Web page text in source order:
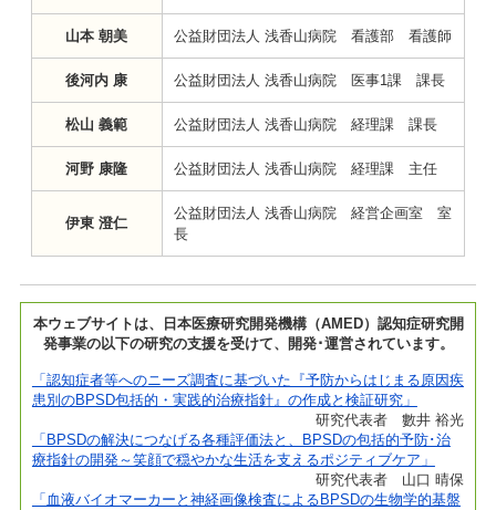
山本 朝美 公益財団法人 浅香山病院 看護部 看護師
後河内 康 公益財団法人 浅香山病院 医事1課 課長
松山 義範 公益財団法人 浅香山病院 経理課 課長
河野 康隆 公益財団法人 浅香山病院 経理課 主任
伊東 澄仁
公益財団法人 浅香山病院 経営企画室 室
長
本ウェブサイトは、日本医療研究開発機構（AMED）認知症研究開
発事業の以下の研究の支援を受けて、開発･運営されています。
「認知症者等へのニーズ調査に基づいた『予防からはじまる原因疾
患別のBPSD包括的・実践的治療指針』の作成と検証研究」
研究代表者 數井 裕光
「BPSDの解決につなげる各種評価法と、BPSDの包括的予防･治
療指針の開発～笑顔で穏やかな生活を支えるポジティブケア」
研究代表者 山口 晴保
「血液バイオマーカーと神経画像検査によるBPSDの生物学的基盤